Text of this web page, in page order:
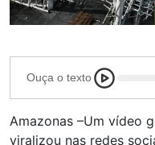
Ouça o texto
Amazonas –Um vídeo
viralizou nas redes